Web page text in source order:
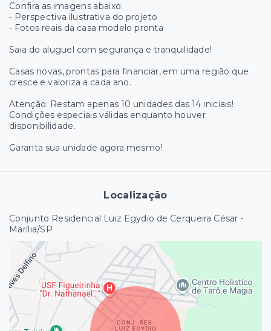
Confira as imagens abaixo:
- Perspectiva ilustrativa do projeto
- Fotos reais da casa modelo pronta
Saia do aluguel com segurança e tranquilidade!
Casas novas, prontas para financiar, em uma região que
cresce e valoriza a cada ano.
Atenção: Restam apenas 10 unidades das 14 iniciais!
Condições especiais válidas enquanto houver
disponibilidade.
Garanta sua unidade agora mesmo!
Localização
Conjunto Residencial Luiz Egydio de Cerqueira César -
Marília/SP